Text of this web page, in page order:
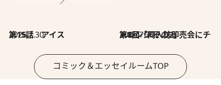
2026.7.30
第15話 アイス 2026.7.30
第8回「同人誌即売会にチャレンジ その2」
コミック＆エッセイルームTOP